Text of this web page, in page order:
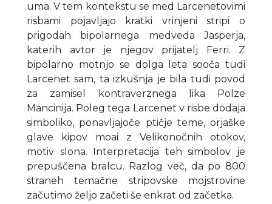
uma. V tem kontekstu se med Larcenetovimi
risbami pojavljajo kratki vrinjeni stripi o
prigodah bipolarnega medveda Jasperja,
katerih avtor je njegov prijatelj Ferri. Z
bipolarno motnjo se dolga leta sooča tudi
Larcenet sam, ta izkušnja je bila tudi povod
za zamisel kontraverznega lika Polze
Mancinija. Poleg tega Larcenet v risbe dodaja
simboliko, ponavljajoče ptičje teme, orjaške
glave kipov moai z Velikonočnih otokov,
motiv slona. Interpretacija teh simbolov je
prepuščena bralcu. Razlog več, da po 800
straneh temačne stripovske mojstrovine
začutimo željo začeti še enkrat od začetka.